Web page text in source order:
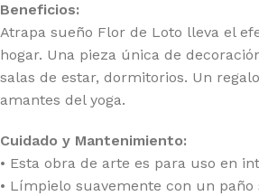
Beneficios:
Atrapa sueño Flor de Loto lleva el
hogar. Una pieza única de
salas de estar, dormitorios. Un
amantes del yoga.
Cuidado y Mantenimiento:
• Esta obra de arte es para uso en
• Límpielo suavemente con un paño